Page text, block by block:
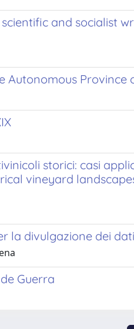
and socialist
Autonomous
storici: casi
vineyard
la divulgazione dei
Guerra